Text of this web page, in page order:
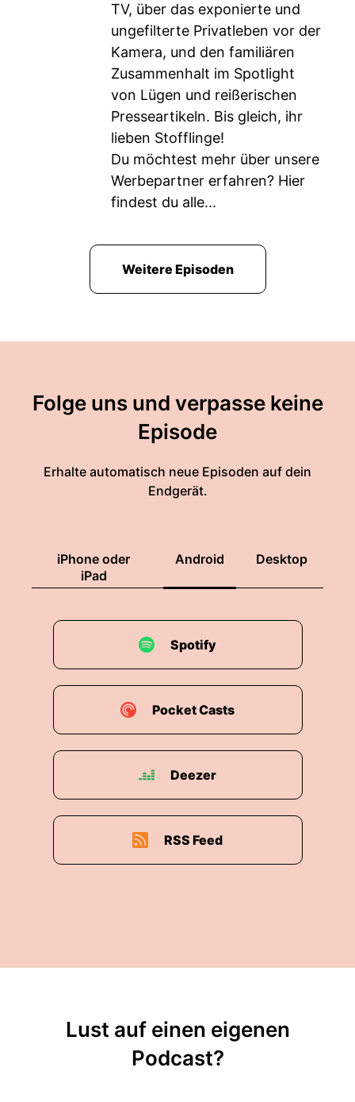
TV, über das exponierte und
ungefilterte Privatleben vor der
Kamera, und den familiären
Zusammenhalt im Spotlight
von Lügen und reißerischen
Presseartikeln. Bis gleich, ihr
lieben Stofflinge!
Du möchtest mehr über unsere
Werbepartner erfahren? Hier
findest du alle...
Weitere Episoden
Folge uns und verpasse keine
Episode
Erhalte automatisch neue Episoden auf dein
Endgerät.
iPhone oder
iPad
Android Desktop
Spotify
Pocket Casts
Deezer
RSS Feed
Lust auf einen eigenen
Podcast?